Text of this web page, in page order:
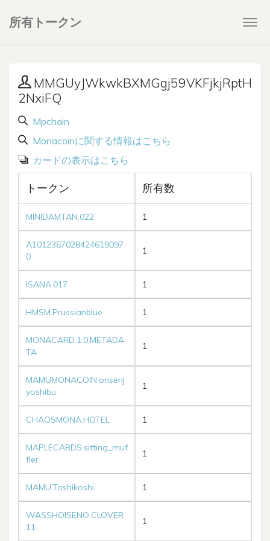
所有トークン
MMGUyJWkwkBXMGgj59VKFjkjRptH
2NxiFQ
Mpchain
Monacoinに関する情報はこちら
カードの表示はこちら
トークン 所有数
MINIDAMTAN.022 1
A1012367028424619097
0
1
ISANA.017 1
HMSM.Prussianblue 1
MONACARD.1.0.METADA
TA
1
MAMUMONACOIN.onsenj
yoshibu
1
CHAOSMONA.HOTEL 1
MAPLECARDS.sitting_muf
fler
1
MAMU.Toshikoshi 1
WASSHOISENO.CLOVER
11
1